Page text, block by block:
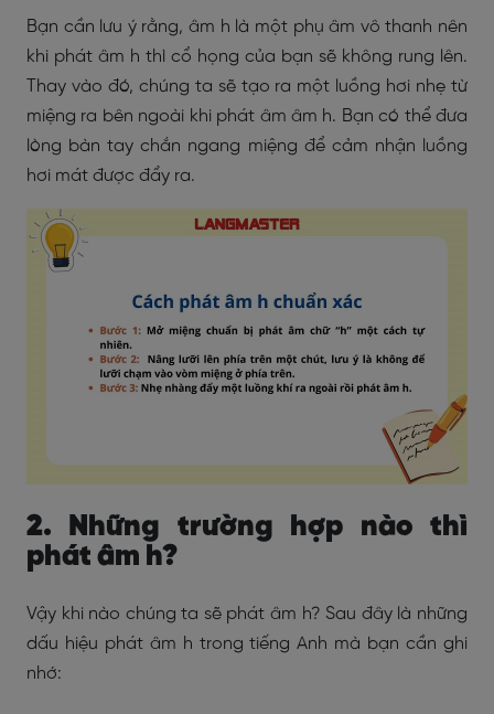
Bạn cần lưu ý rằng, âm h là một phụ âm vô thanh nên
khi phát âm h thì cổ họng của bạn sẽ không rung lên.
Thay vào đó, chúng ta sẽ tạo ra một luồng hơi nhẹ từ
miệng ra bên ngoài khi phát âm âm h. Bạn có thể đưa
lòng bàn tay chắn ngang miệng để cảm nhận luồng
hơi mát được đẩy ra.
2. Những trường hợp nào thì
phát âm h?
Vậy khi nào chúng ta sẽ phát âm h? Sau đây là những
dấu hiệu phát âm h trong tiếng Anh mà bạn cần ghi
nhớ: